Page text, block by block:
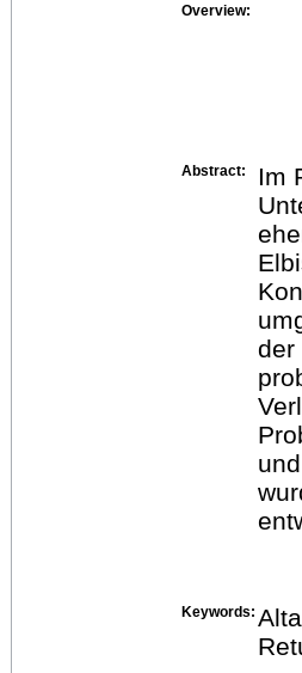
Overview:
Abstract:
Im
der
Keywords: